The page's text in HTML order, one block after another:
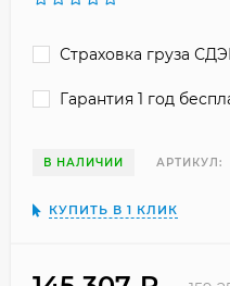
Страховка груза
Гарантия 1 год
В НАЛИЧИИ АРТИКУЛ:
КУПИТЬ В 1 КЛИК